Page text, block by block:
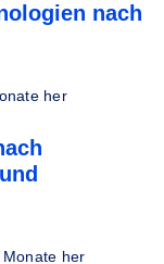
nach
her
her